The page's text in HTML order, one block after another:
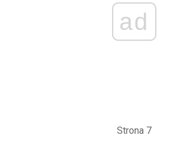
ad
Strona 7